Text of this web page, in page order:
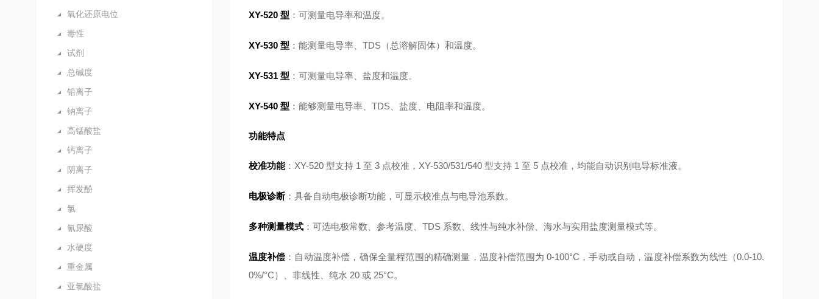
氧化还原电位
毒性
试剂
总碱度
铅离子
钠离子
高锰酸盐
钙离子
阴离子
挥发酚
氯
氰尿酸
水硬度
重金属
亚氯酸盐
XY-520 型 ：可测量电导率和温度。
XY-530 型 ：能测量电导率、TDS（总溶解固体）和温度。
XY-531 型 ：可测量电导率、盐度和温度。
XY-540 型 ：能够测量电导率、TDS、盐度、电阻率和温度。
功能特点
校准功能：XY-520 型支持 1 至 3 点校准，XY-530/531/540 型支持 1 至 5 点校准，均能自动识别电导标准液。
电极诊断：具备自动电极诊断功能，可显示校准点与电导池系数。
多种测量模式：可选电极常数、参考温度、TDS 系数、线性与纯水补偿、海水与实用盐度测量模式等。
温度补偿 ：自动温度补偿，确保全量程范围的精确测量，温度补偿范围为 0-100°C，手动或自动，温度补偿系数为线性（0.0-10.
0%/°C）、非线性、纯水 20 或 25°C。